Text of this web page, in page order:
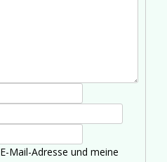
Mail-Adresse und meine